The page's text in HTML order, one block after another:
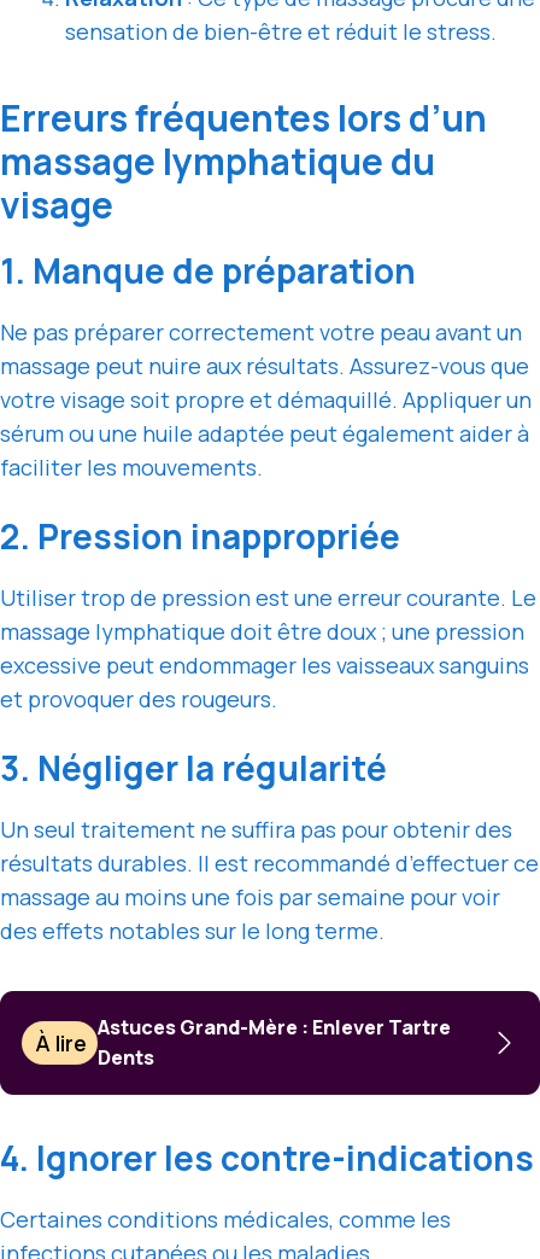
sensation de bien-être et réduit le stress.
Erreurs fréquentes lors d’un
massage lymphatique du
visage
1. Manque de préparation
Ne pas préparer correctement votre peau avant un
massage peut nuire aux résultats. Assurez-vous que
votre visage soit propre et démaquillé. Appliquer un
sérum ou une huile adaptée peut également aider à
faciliter les mouvements.
2. Pression inappropriée
Utiliser trop de pression est une erreur courante. Le
massage lymphatique doit être doux ; une pression
excessive peut endommager les vaisseaux sanguins
et provoquer des rougeurs.
3. Négliger la régularité
Un seul traitement ne suffira pas pour obtenir des
résultats durables. Il est recommandé d’effectuer ce
massage au moins une fois par semaine pour voir
des effets notables sur le long terme.
À lire
Astuces Grand-Mère : Enlever Tartre
Dents
4. Ignorer les contre-indications
Certaines conditions médicales, comme les
infections cutanées ou les maladies